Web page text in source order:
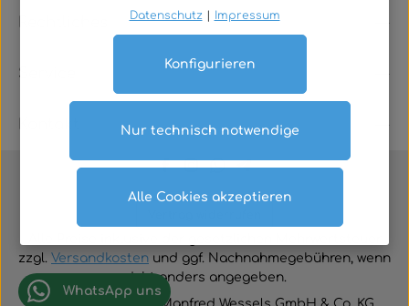
Service
zzgl. Versandkosten und ggf. Nachnahmegebühren, wenn
nicht anders angegeben.
WhatsApp uns
Datenschutz
Impressum
Nur technisch notwendige
Konfigurieren
Alle Cookies akzeptieren